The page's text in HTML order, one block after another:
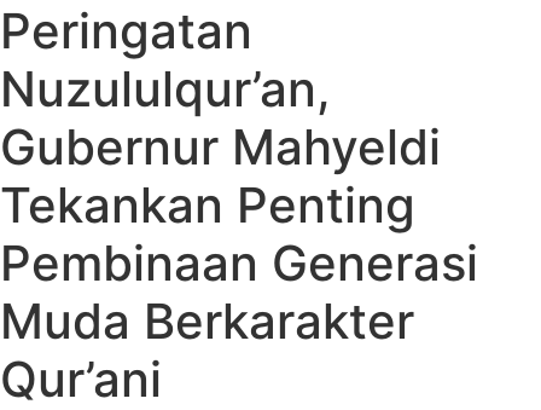
Peringatan
Nuzululqur’an,
Gubernur Mahyeldi
Tekankan Penting
Pembinaan Generasi
Muda Berkarakter
Qur’ani